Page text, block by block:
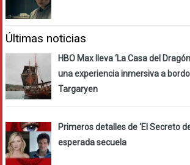
Últimas noticias
HBO Max lleva ‘La Casa del
una experiencia inmersiva a
Targaryen
Primeros detalles de ‘El Secreto
esperada secuela